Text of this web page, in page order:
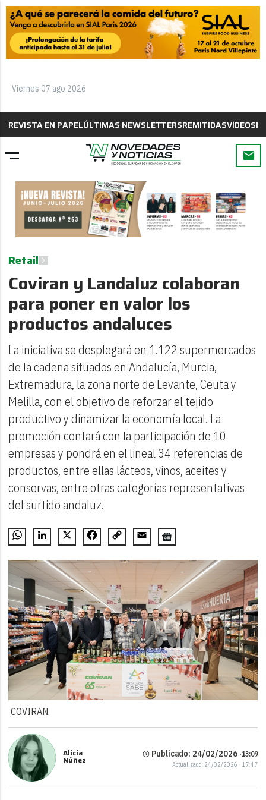
Viernes 07 ago 2026
REVISTA EN PAPELÚLTIMAS NEWSLETTERSREMITIDASVÍDEOS
Retail
Coviran y Landaluz colaboran
para poner en valor los
productos andaluces
La iniciativa se desplegará en 1.122 supermercados
de la cadena situados en Andalucía, Murcia,
Extremadura, la zona norte de Levante, Ceuta y
Melilla, con el objetivo de reforzar el tejido
productivo y dinamizar la economía local. La
promoción contará con la participación de 10
empresas y pondrá en el lineal 34 referencias de
productos, entre ellas lácteos, vinos, aceites y
conservas, entre otras categorías representativas
del surtido andaluz.
WhatsAppLinkedIn
X FacebookCopy
Email
COVIRAN.
Alicia
Núñez
Publicado: 24/02/2026 ·13:09
Actualizado: 24/02/2026 · 17:47